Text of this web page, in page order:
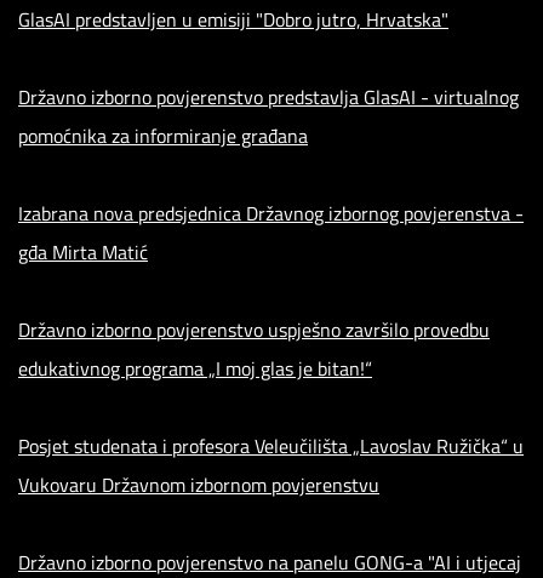
GlasAI predstavljen u emisiji "Dobro jutro, Hrvatska"
Državno izborno povjerenstvo predstavlja GlasAI - virtualnog
pomoćnika za informiranje građana
Izabrana nova predsjednica Državnog izbornog povjerenstva -
gđa Mirta Matić
Državno izborno povjerenstvo uspješno završilo provedbu
edukativnog programa „I moj glas je bitan!“
Posjet studenata i profesora Veleučilišta „Lavoslav Ružička“ u
Vukovaru Državnom izbornom povjerenstvu
Državno izborno povjerenstvo na panelu GONG-a "AI i utjecaj